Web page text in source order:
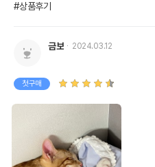
#상품후기
금보 2024.03.12
첫구매